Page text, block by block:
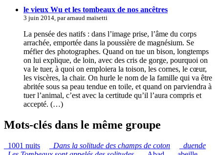
le vieux Wu et les tombeaux de nos ancêtres
3 juin 2014, par arnaud maïsetti
La pensée des natifs : dans l’image prise, l’âme du corps
arrachée, emportée dans la poussière de magnésium. Se
méfier des photographes. Quand on tue un bison, longtemps
on lui explique, de loin, avec des cris de gorge, pourquoi on
va le tuer, à quoi on emploiera la toison, les cornes, le cœur,
les viscères, la chair. On hurle le nom de la famille qui va être
abritée sous sa peau tendue en toile, et quand on parviendra à
tuer l’animal, c’est avec la certitude qu’il l’aura compris et
accepté. (…)
Mots-clés dans le même groupe
_1001 nuits Dans la solitude des champs de coton
duende